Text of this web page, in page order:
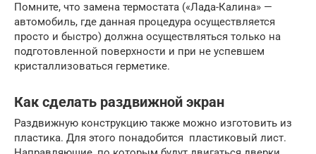
Помните, что замена термостата («Лада-Калина» —
автомобиль, где данная процедура осуществляется
просто и быстро) должна осуществляться только на
подготовленной поверхности и при не успевшем
кристаллизоваться герметике.
Как сделать раздвижной экран
Раздвижную конструкцию также можно изготовить из
пластика. Для этого понадобится пластиковый лист.